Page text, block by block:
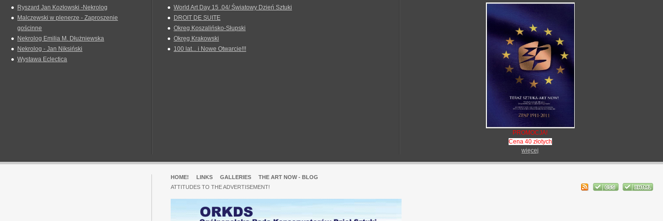
Ryszard Jan Kozłowski -Nekrolog
Malczewski w plenerze - Zaproszenie
gościnne
Nekrolog Emilia M. Dłużniewska
Nekrolog - Jan Niksiński
Wystawa Eclectica
World Art Day 15 .04/ Światowy Dzień Sztuki
DROIT DE SUITE
Okreg Koszalińsko-Słupski
Okręg Krakowski
100 lat... i Nowe Otwarcie!!!
PROMOCJA!
Cena 40 złotych
więcej
HOME! LINKS GALLERIES
THE ART NOW - BLOG
ATTITUDES TO THE ADVERTISEMENT!